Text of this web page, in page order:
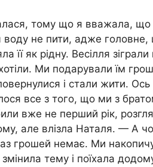
тому що я вважала, що
воду не пити, адже
як рідну. Весілля
Ми подарували їм
і стали жити. Ось
все з того, що ми з
вже не перший рік,
але влізла Наталя. — А
грошей немає. Ми
тему і поїхала